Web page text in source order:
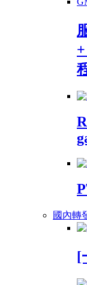
國內轉
[